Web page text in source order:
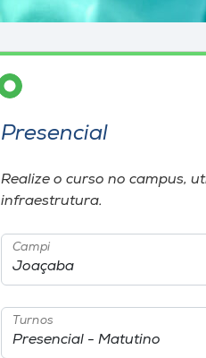
Presencial
Realize o curso no campus,
infraestrutura.
Campi
Turnos